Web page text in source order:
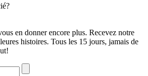
en donner encore plus. Recevez notre
histoires. Tous les 15 jours, jamais de